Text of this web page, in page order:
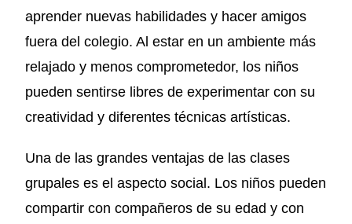
aprender nuevas habilidades y hacer amigos
fuera del colegio. Al estar en un ambiente más
relajado y menos comprometedor, los niños
pueden sentirse libres de experimentar con su
creatividad y diferentes técnicas artísticas.
Una de las grandes ventajas de las clases
grupales es el aspecto social. Los niños pueden
compartir con compañeros de su edad y con